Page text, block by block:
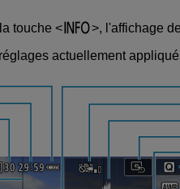
touche
, l'affichage
actuellement